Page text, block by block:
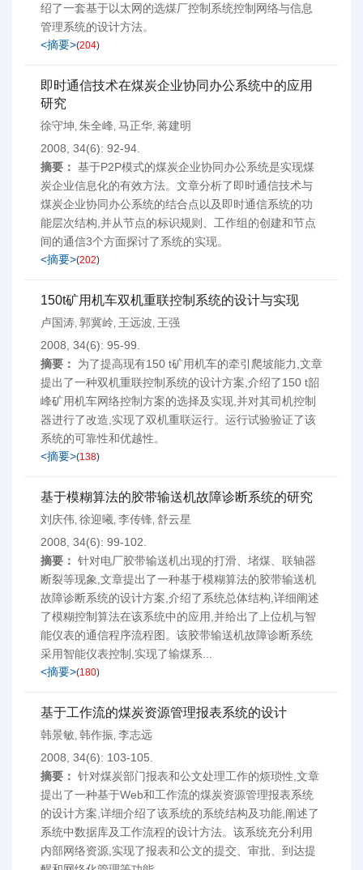
绍了一套基于以太网的选煤厂控制系统控制网络与信息
管理系统的设计方法。
<摘要>(204)
即时通信技术在煤炭企业协同办公系统中的应用
研究
徐守坤, 朱全峰, 马正华, 蒋建明
2008, 34(6): 92-94.
摘要： 基于P2P模式的煤炭企业协同办公系统是实现煤
炭企业信息化的有效方法。文章分析了即时通信技术与
煤炭企业协同办公系统的结合点以及即时通信系统的功
能层次结构,并从节点的标识规则、工作组的创建和节点
间的通信3个方面探讨了系统的实现。
<摘要>(202)
150t矿用机车双机重联控制系统的设计与实现
卢国涛, 郭冀岭, 王远波, 王强
2008, 34(6): 95-99.
摘要：
为了提高现有150 t矿用机车的牵引爬坡能力,文章
提出了一种双机重联控制系统的设计方案,介绍了150 t韶
峰矿用机车网络控制方案的选择及实现,并对其司机控制
器进行了改造,实现了双机重联运行。运行试验验证了该
系统的可靠性和优越性。
<摘要>(138)
基于模糊算法的胶带输送机故障诊断系统的研究
刘庆伟, 徐迎曦, 李传锋, 舒云星
2008, 34(6): 99-102.
摘要： 针对电厂胶带输送机出现的打滑、堵煤、联轴器
断裂等现象,文章提出了一种基于模糊算法的胶带输送机
故障诊断系统的设计方案,介绍了系统总体结构,详细阐述
了模糊控制算法在该系统中的应用,并给出了上位机与智
能仪表的通信程序流程图。该胶带输送机故障诊断系统
采用智能仪表控制,实现了输煤系...
<摘要>(180)
基于工作流的煤炭资源管理报表系统的设计
韩景敏, 韩作振, 李志远
2008, 34(6): 103-105.
摘要： 针对煤炭部门报表和公文处理工作的烦琐性,文章
提出了一种基于Web和工作流的煤炭资源管理报表系统
的设计方案,详细介绍了该系统的系统结构及功能,阐述了
系统中数据库及工作流程的设计方法。该系统充分利用
内部网络资源,实现了报表和公文的提交、审批、到达提